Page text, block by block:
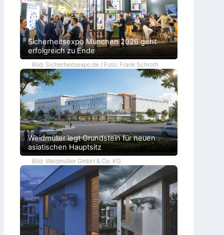
Sicherheitsexpo München 2026 geht
erfolgreich zu Ende
Bild: Sicherheitsexpo.de / Foto: Frank Schroth
Weidmüller legt Grundstein für neuen
asiatischen Hauptsitz
Bild: Weidmüller GmbH & Co. KG